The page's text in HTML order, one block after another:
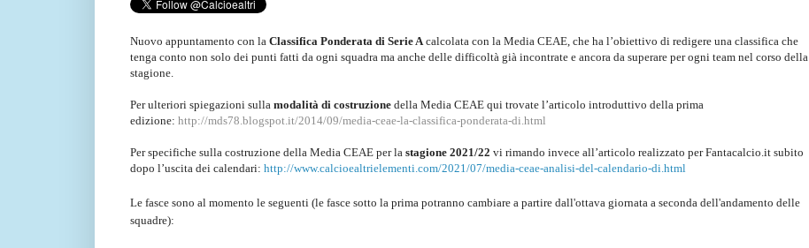
Nuovo appuntamento con la Classifica Ponderata di Serie Acalcolata con la Media CEAE, che ha l’obiettivo di redigere una classifica che
tenga conto non solo dei punti fatti da ogni squadra ma anche delle difficoltà già incontrate e ancora da superare per ogni team nel corso della
stagione.
Per ulteriori spiegazioni sulla modalità di costruzione della Media CEAE qui trovate l’articolo introduttivo della prima
edizione: http://mds78.blogspot.it/2014/09/media-ceae-la-classifica-ponderata-di.html
Per specifiche sulla costruzione della Media CEAE per la stagione 2021/22 vi rimando invece all’articolo realizzato per Fantacalcio.it subito
dopo l’uscita dei calendari: http://www.calcioealtrielementi.com/2021/07/media-ceae-analisi-del-calendario-di.html
Le fasce sono al momento le seguenti (le fasce sotto la prima potranno cambiare a partire dall'ottava giornata a seconda dell'andamento delle
squadre):